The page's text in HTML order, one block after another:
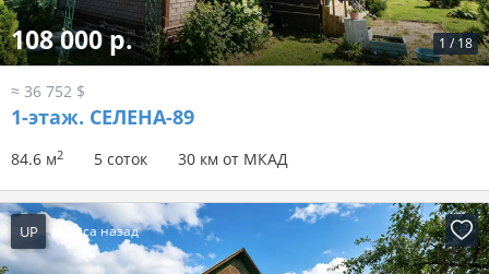
1 / 18
108 000 р.
≈ 36 752 $
1-этаж. СЕЛЕНА-89
84.6 м2 5 соток 30 км от МКАД
UP 3 часа назад